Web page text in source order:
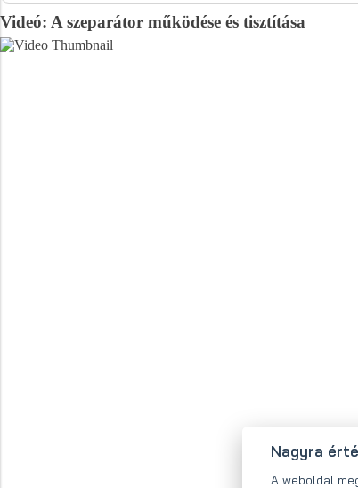
Videó: A szeparátor működése és tisztítása
Nagyra
A weboldal